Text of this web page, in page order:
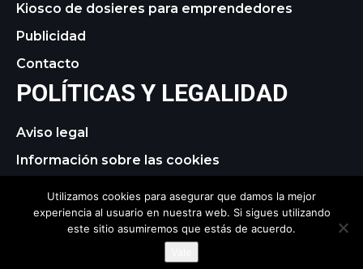
Kiosco de dosieres para emprendedores
Publicidad
Contacto
POLÍTICAS Y LEGALIDAD
Aviso legal
Información sobre las cookies
© 2021 tagDiv. All Rights Reserved. Made with Newspaper
Utilizamos cookies para asegurar que damos la mejor
experiencia al usuario en nuestra web. Si sigues utilizando
este sitio asumiremos que estás de acuerdo.